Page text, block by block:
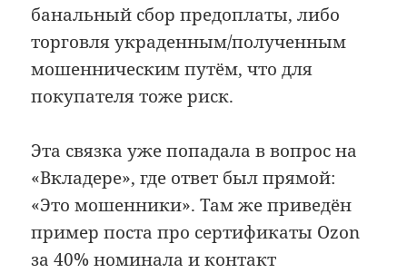
банальный сбор предоплаты, либо
торговля украденным/полученным
мошенническим путём, что для
покупателя тоже риск.
Эта связка уже попадала в вопрос на
«Вкладере», где ответ был прямой:
«Это мошенники». Там же приведён
пример поста про сертификаты Ozon
за 40% номинала и контакт